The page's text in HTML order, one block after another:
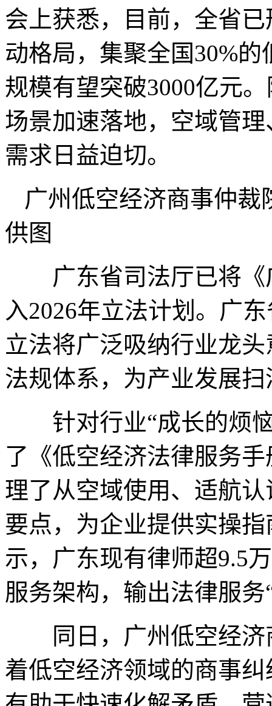
会上获悉，目前，全省
动格局，集聚全国30%
规模有望突破3000亿元
场景加速落地，空域管
需求日益迫切。
广州低空经济商事仲
供图
广东省司法厅已将《
入2026年立法计划。广
立法将广泛吸纳行业龙
法规体系，为产业发展
针对行业“成长的烦恼
了《低空经济法律服务
理了从空域使用、适航
要点，为企业提供实操
示，广东现有律师超9.5
服务架构，输出法律服务
同日，广州低空经济
着低空经济领域的商事